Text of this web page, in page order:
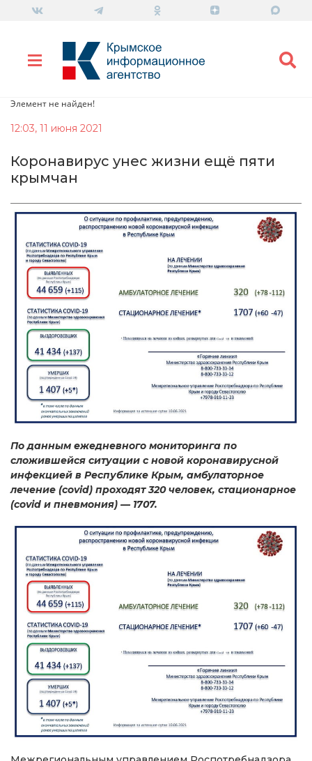
Элемент не найден!
12:03, 11 июня 2021
Коронавирус унес жизни ещё пяти
крымчан
По данным ежедневного мониторинга по
сложившейся ситуации с новой коронавирусной
инфекцией в Республике Крым, амбулаторное
лечение (covid) проходят 320 человек, стационарное
(covid и пневмония) — 1707.